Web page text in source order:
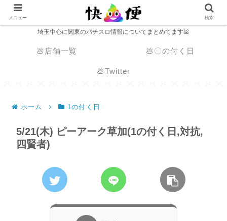
埼玉中心に関東のパチスロ情報についてまとめてます💩
💩店舗一覧 💩〇の付く日
💩Twitter
ホーム 1の付く日
5/21(木) ピーアーク草加(1の付く日,対抗,
四賢者)
メニュー 検索